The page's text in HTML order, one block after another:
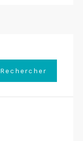
Rechercher